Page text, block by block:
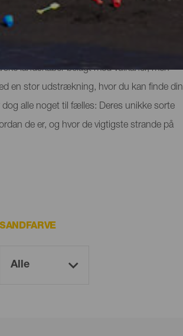
landskaber belagt med vulkaner, men
en stor udstrækning, hvor du kan finde din
dog alle noget til fælles: Deres unikke sorte
de er, og hvor de vigtigste strande på
SANDFARVE